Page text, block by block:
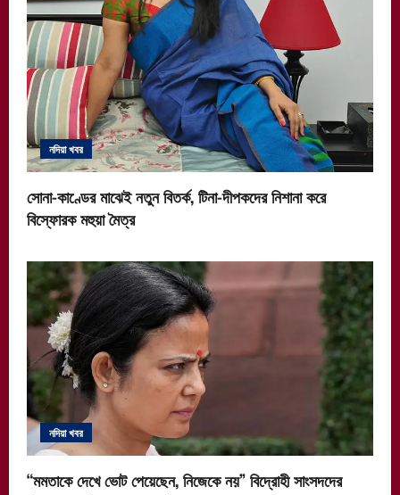
নদিয়া খবর
সোনা-কাণ্ডের মাঝেই নতুন বিতর্ক, টিনা-দীপকদের নিশানা করে
বিস্ফোরক মহুয়া মৈত্র
নদিয়া খবর
“মমতাকে দেখে ভোট পেয়েছেন, নিজেকে নয়” বিদ্রোহী সাংসদদের